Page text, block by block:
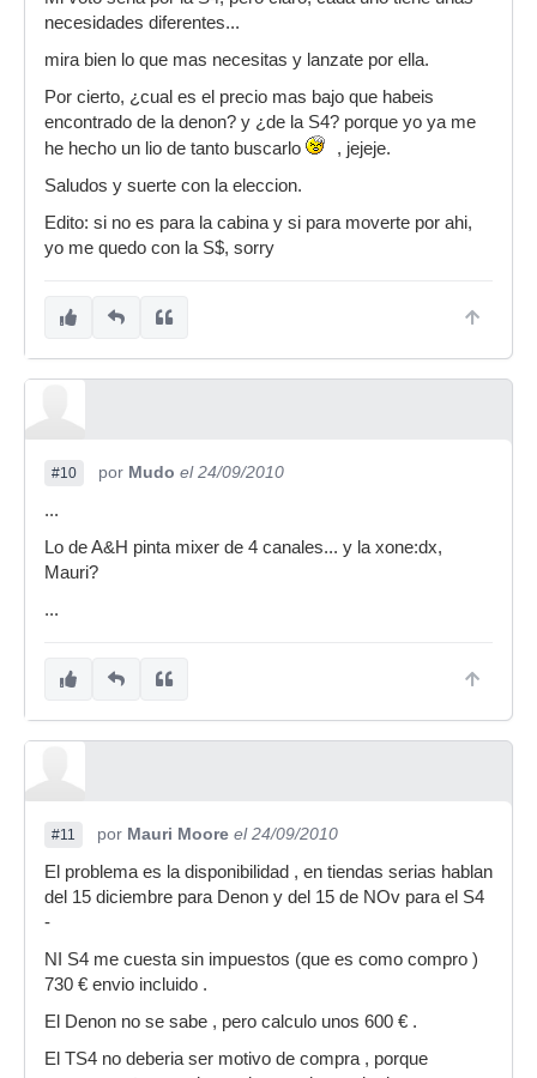
necesidades diferentes...
mira bien lo que mas necesitas y lanzate por ella.
Por cierto, ¿cual es el precio mas bajo que habeis
encontrado de la denon? y ¿de la S4? porque yo ya me
he hecho un lio de tanto buscarlo
, jejeje.
Saludos y suerte con la eleccion.
Edito: si no es para la cabina y si para moverte por ahi,
yo me quedo con la S$, sorry
#10 por Mudo el 24/09/2010
...
Lo de A&H pinta mixer de 4 canales... y la xone:dx,
Mauri?
...
#11 por Mauri Moore el 24/09/2010
El problema es la disponibilidad , en tiendas serias hablan
del 15 diciembre para Denon y del 15 de NOv para el S4
-
NI S4 me cuesta sin impuestos (que es como compro )
730 € envio incluido .
El Denon no se sabe , pero calculo unos 600 € .
El TS4 no deberia ser motivo de compra , porque